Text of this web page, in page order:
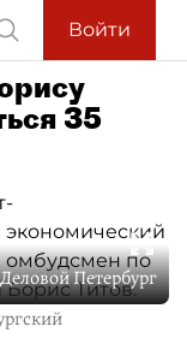
Войти
35
Деловой Петербург